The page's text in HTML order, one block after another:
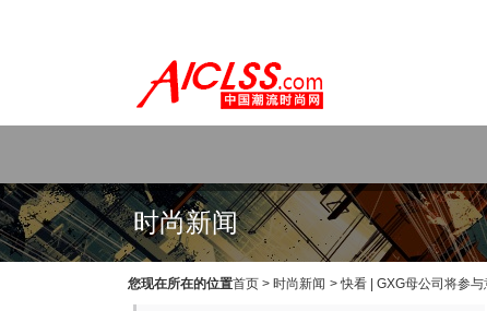
时尚新闻
您现在所在的位置首页 > 时尚新闻 >快看 | GXG母公司将参